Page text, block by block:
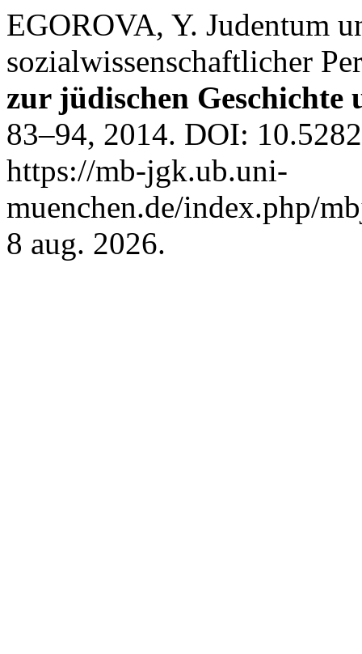
EGOROVA, Y. Judentum
sozialwissenschaftlicher
zur jüdischen
83–94, 2014. DOI:
https://mb-jgk.ub.uni-
muenchen.de/index.php/
8 aug. 2026.